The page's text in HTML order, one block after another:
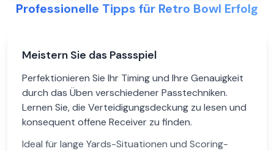
Professionelle Tipps für Retro Bowl Erfolg
Meistern Sie das Passspiel
Perfektionieren Sie Ihr Timing und Ihre Genauigkeit
durch das Üben verschiedener Passtechniken.
Lernen Sie, die Verteidigungsdeckung zu lesen und
konsequent offene Receiver zu finden.
Ideal für lange Yards-Situationen und Scoring-